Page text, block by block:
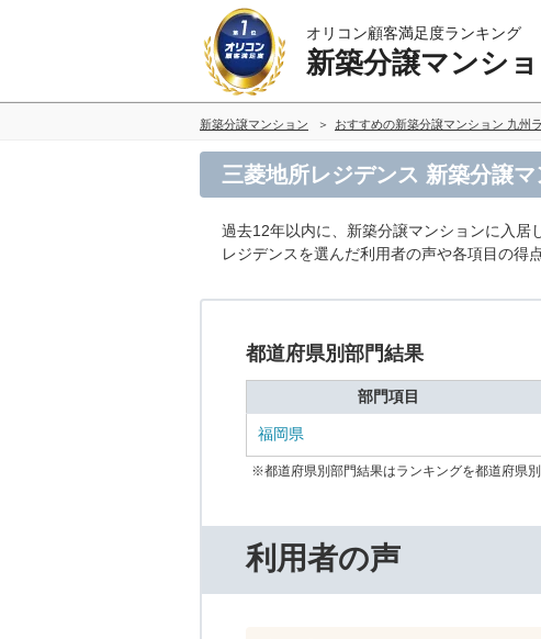
オリコン顧客満足度ランキング
新築分譲マンシ
新築分譲マンション おすすめの新築分譲マンション 九州
三菱地所レジデンス 新築分譲
過去12年以内に、新築分譲マンションに入居
レジデンスを選んだ利用者の声や各項目の得
都道府県別部門結果
部門項目
福岡県
※都道府県別部門結果はランキングを都道府県別
利用者の声